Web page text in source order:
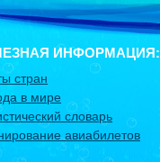
ИНФОРМАЦИЯ:
стран
в мире
словарь
авиабилетов